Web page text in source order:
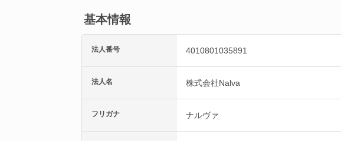
基本情報
法人番号 4010801035891
法人名 株式会社Nalva
フリガナ ナルヴァ